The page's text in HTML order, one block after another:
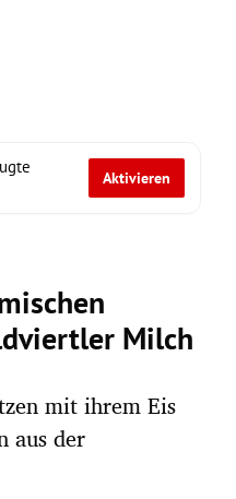
Aktivieren
Milch
mit ihrem Eis
aus der